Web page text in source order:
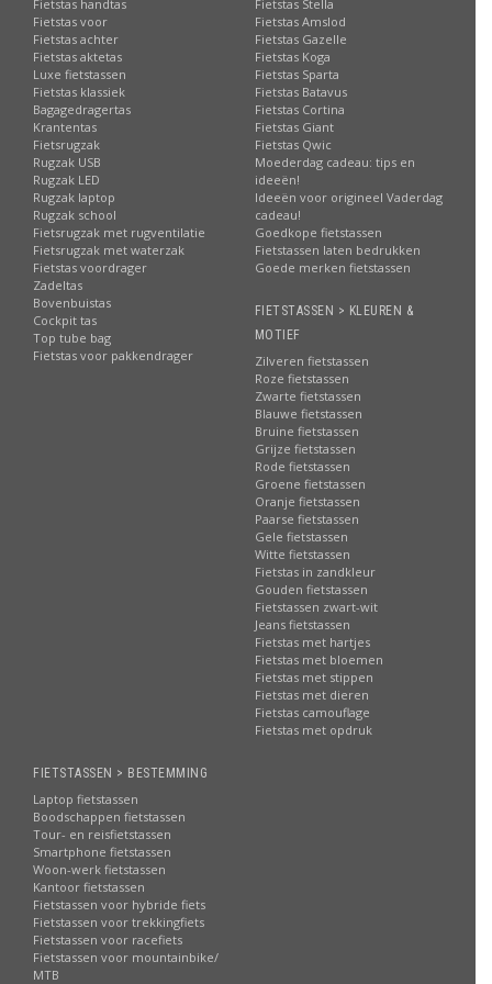
Fietstas handtas
Fietstas voor
Fietstas achter
Fietstas aktetas
Luxe fietstassen
Fietstas klassiek
Bagagedragertas
Krantentas
Fietsrugzak
Rugzak USB
Rugzak LED
Rugzak laptop
Rugzak school
Fietsrugzak met rugventilatie
Fietsrugzak met waterzak
Fietstas voordrager
Zadeltas
Bovenbuistas
Cockpit tas
Top tube bag
Fietstas voor pakkendrager
Fietstas Stella
Fietstas Amslod
Fietstas Gazelle
Fietstas Koga
Fietstas Sparta
Fietstas Batavus
Fietstas Cortina
Fietstas Giant
Fietstas Qwic
Moederdag cadeau: tips en
ideeën!
Ideeën voor origineel Vaderdag
cadeau!
Goedkope fietstassen
Fietstassen laten bedrukken
Goede merken fietstassen
FIETSTASSEN > KLEUREN &
MOTIEF
Zilveren fietstassen
Roze fietstassen
Zwarte fietstassen
Blauwe fietstassen
Bruine fietstassen
Grijze fietstassen
Rode fietstassen
Groene fietstassen
Oranje fietstassen
Paarse fietstassen
Gele fietstassen
Witte fietstassen
Fietstas in zandkleur
Gouden fietstassen
Fietstassen zwart-wit
Jeans fietstassen
Fietstas met hartjes
Fietstas met bloemen
Fietstas met stippen
Fietstas met dieren
Fietstas camouflage
Fietstas met opdruk
FIETSTASSEN > BESTEMMING
Laptop fietstassen
Boodschappen fietstassen
Tour- en reisfietstassen
Smartphone fietstassen
Woon-werk fietstassen
Kantoor fietstassen
Fietstassen voor hybride fiets
Fietstassen voor trekkingfiets
Fietstassen voor racefiets
Fietstassen voor mountainbike/
MTB